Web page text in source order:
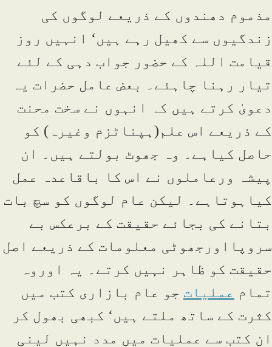
مذموم دھندوں کے ذریعے لوگوں کی
زندگیوں سے کھیل رہے ہیں‘ انہیں روز
قیامت اللہ کے حضور جواب دہی کے لئے
تیار رہنا چاہئے۔ بعض عامل حضرات یہ
دعویٰ کرتے ہیں کہ انہوں نے سخت محنت
کے ذریعے اس علم(ہپناٹزم وغیرہ) کو
حاصل کیاہے۔ وہ جھوٹ بولتے ہیں۔ ان
پیشہ ورعاملوں نے اس کا باقاعدہ عمل
کیاہوتاہے۔ لیکن عام لوگوں کو سچ بات
بتانے کی بجائے حقیقت کے برعکس بے
سروپااورجھوٹی معلومات کے ذریعے اصل
حقیقت کو ظاہر نہیں کرتے۔ یہ اوروہ
تمام عملیات جو عام بازاری کتب میں
کثرت کے ساتھ ملتے ہیں‘ کبھی بھول کر
ان کتب سے عملیات میں مدد نہیں لینی